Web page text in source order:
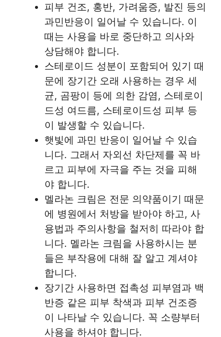
피부 건조, 홍반, 가려움증, 발진 등의
과민반응이 일어날 수 있습니다. 이
때는 사용을 바로 중단하고 의사와
상담해야 합니다.
스테로이드 성분이 포함되어 있기 때
문에 장기간 오래 사용하는 경우 세
균, 곰팡이 등에 의한 감염, 스테로이
드성 여드름, 스테로이드성 피부 등
이 발생할 수 있습니다.
햇빛에 과민 반응이 일어날 수 있습
니다. 그래서 자외선 차단제를 꼭 바
르고 피부에 자극을 주는 것을 피해
야 합니다.
멜라논 크림은 전문 의약품이기 때문
에 병원에서 처방을 받아야 하고, 사
용법과 주의사항을 철저히 따라야 합
니다. 멜라논 크림을 사용하시는 분
들은 부작용에 대해 잘 알고 계셔야
합니다.
장기간 사용하면 접촉성 피부염과 백
반증 같은 피부 착색과 피부 건조증
이 나타날 수 있습니다. 꼭 소량부터
사용을 하셔야 합니다.